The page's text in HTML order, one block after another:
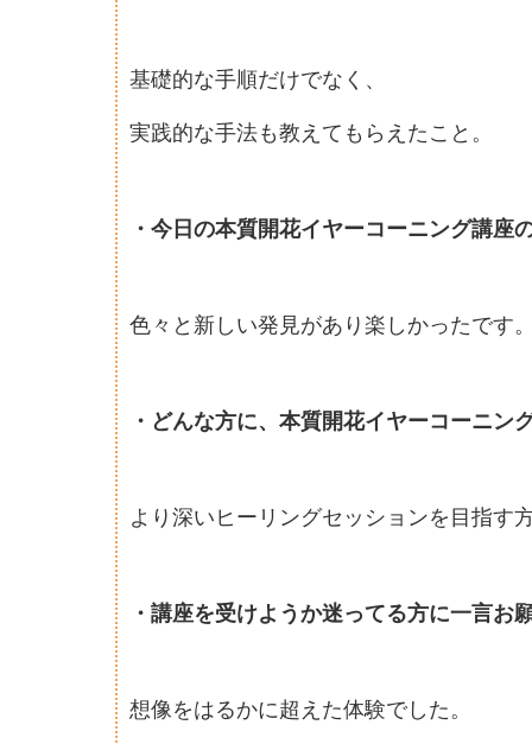
基礎的な手順だけでなく、
実践的な手法も教えてもらえたこと。
・今日の本質開花イヤーコーニング講座
色々と新しい発見があり楽しかったです
・どんな方に、本質開花イヤーコーニン
より深いヒーリングセッションを目指す
・講座を受けようか迷ってる方に一言お
想像をはるかに超えた体験でした。